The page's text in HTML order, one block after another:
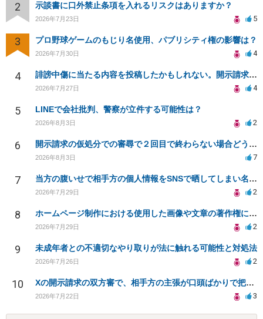
2 示談書に口外禁止条項を入れるリスクはありますか？
2026年7月23日 5
3 プロ野球ゲームのもじり名使用、パブリシティ権の影響は？
2026年7月30日 4
4 誹謗中傷に当たる内容を投稿したかもしれない。開示請求や民事刑事裁判に発展しうるのか教えて欲しい。
2026年7月27日 4
5 LINEで会社批判、警察が立件する可能性は？
2026年8月3日 2
6 開示請求の仮処分での審尋で２回目で終わらない場合どうしたらいいですか
2026年8月3日 7
7 当方の腹いせで相手方の個人情報をSNSで晒してしまい名誉毀損させてしまったかもしれない
2026年7月29日 2
8 ホームページ制作における使用した画像や文章の著作権について
2026年7月29日 2
9 未成年者との不適切なやり取りが法に触れる可能性と対処法
2026年7月26日 2
10 Xの開示請求の双方審で、相手方の主張が口頭ばかりで把握しきれません
2026年7月22日 3